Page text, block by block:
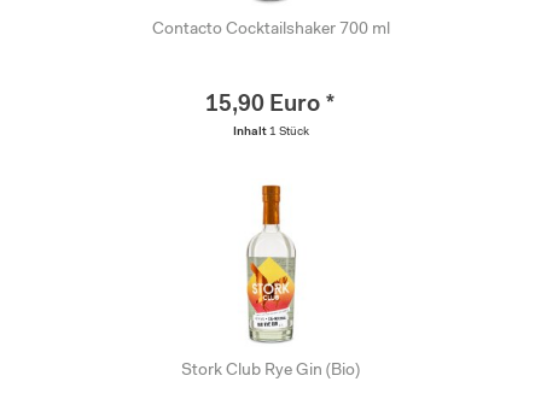
Contacto Cocktailshaker 700 ml
15,90 Euro *
Inhalt 1 Stück
Stork Club Rye Gin (Bio)